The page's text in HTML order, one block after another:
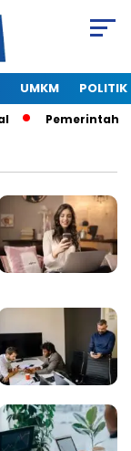
UMKM POLITIK
Pemerintah